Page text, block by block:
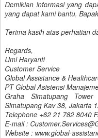
Demikian informasi yang
yang dapat kami bantu,
Terima kasih atas perhatian
Regards,
Umi Haryanti
Customer Service
Global Assistance &
PT Global Asistensi
Graha Simatupang
Simatupang Kav 38, Jakarta
Telephone +62 21 782 8040
E-mail :
Website : www.global-